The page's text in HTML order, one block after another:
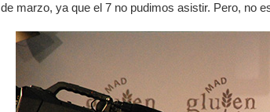
de marzo, ya que el 7 no pudimos asistir. Pero, no